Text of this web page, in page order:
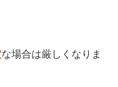
な場合は厳しくなりま